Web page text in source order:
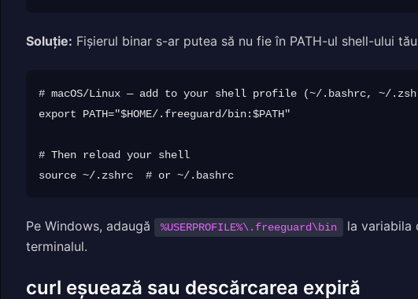
Soluție: Fișierul binar s-ar putea să nu fie în PATH-ul shell-ului
# macOS/Linux — add to your shell profile (~/.bashrc, ~/
export PATH="$HOME/.freeguard/bin:$PATH"
# Then reload your shell
Pe Windows, adaugă %USERPROFILE%\.freeguard\bin
la variabila
terminalul.
curl eșuează sau descărcarea expiră